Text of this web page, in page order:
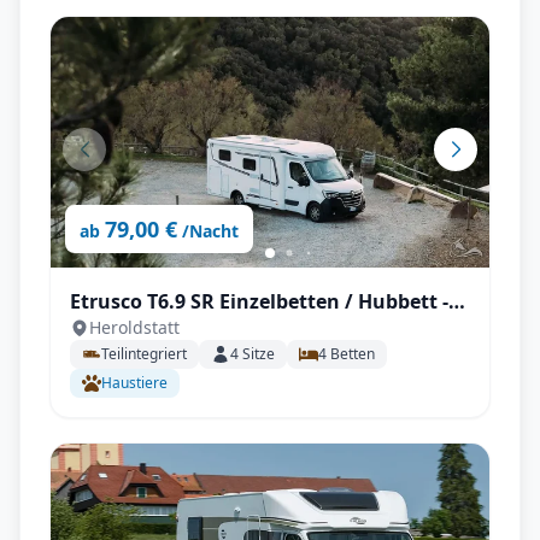
ab 79,00 € /Nacht
Etrusco T6.9 SR Einzelbetten / Hubbett -2
(Navi, Sat, TV, Markise, Kamera, Tisch,
Stühle, Fahrradträger)
Heroldstatt
Teilintegriert 4Sitze 4 Betten
Haustiere